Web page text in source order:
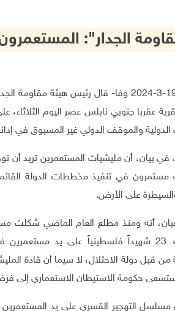
الجدار":
رام الله 19-3-2024 وفا- قال رئيس هيئة
عقربا جنوبي نابلس عصر اليوم
الدولية والموقف الدولي غير المسبوق في
بيان، أن مليشيات المستعمرين تريد أن
مستمرون في تنفيذ مخططات الدولة
على الأرض.
أنه ومنذ مطلع العام الماضي شكلت
باستشهاد 23 شهيداً فلسطينياً على يد
من قبل دولة الاحتلال، لا سيما أن قادة
ستسعى حكومة الاستيطان الاستعماري إلى